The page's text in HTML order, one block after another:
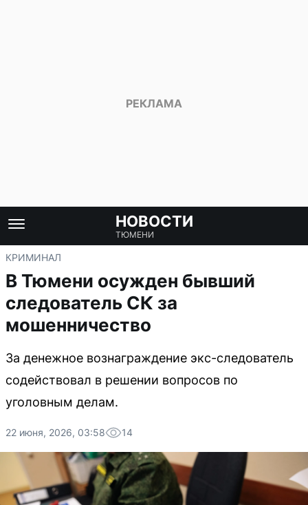
НОВОСТИ
ТЮМЕНИ
КРИМИНАЛ
В Тюмени осужден бывший
следователь СК за
мошенничество
За денежное вознаграждение экс-следователь
содействовал в решении вопросов по
уголовным делам.
22 июня, 2026, 03:58 14